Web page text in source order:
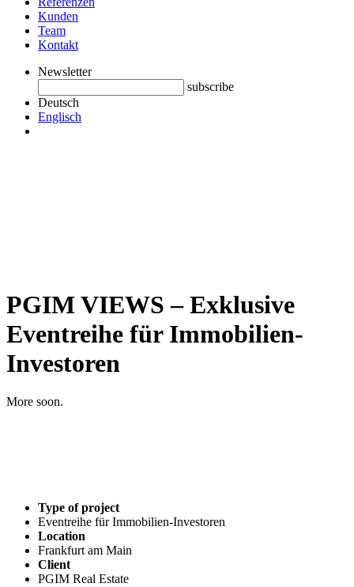
Kunden
Team
Kontakt
Newsletter
subscribe
Deutsch
Englisch
PGIM VIEWS – Exklusive
Eventreihe für Immobilien-
Investoren
More soon.
Type of project
Eventreihe für Immobilien-Investoren
Location
Frankfurt am Main
Client
PGIM Real Estate